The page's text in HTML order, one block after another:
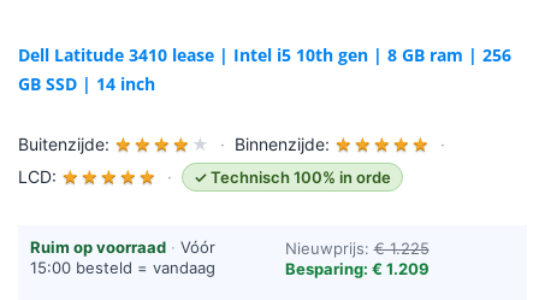
Dell Latitude 3410 lease | Intel i5 10th gen | 8 GB ram | 256
GB SSD | 14 inch
Buitenzijde: ★ ★ ★ ★ ★ · Binnenzijde: ★ ★ ★ ★ ★
·
LCD: ★ ★ ★ ★ ★ · ✓ Technisch 100% in orde
Ruim op voorraad · Vóór
15:00 besteld = vandaag
Nieuwprijs:€ 1.225
Besparing: € 1.209